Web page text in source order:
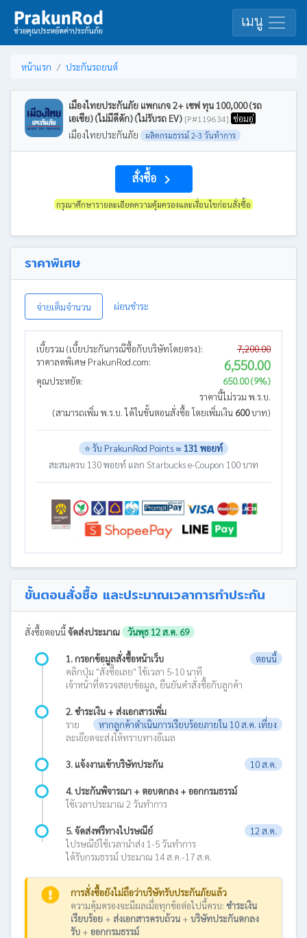
เมนู
หน้าแรก ประกันรถยนต์
เมืองไทยประกันภัย แพกเกจ 2+ เซฟ ทุน 100,000 (รถ
เอเชีย) (ไม่มีดีดัก) (ไม่รับรถ EV) [P#119634] ซ่อมอู่
เมืองไทยประกันภัย
ผลิตกรมธรรม์ 2-3 วันทำการ
สั่งซื้อ navigate_next
กรุณาศึกษารายละเอียดความคุ้มครองและเงื่อนไขก่อนสั่งซื้อ
ราคาพิเศษ
จ่ายเต็มจำนวน ผ่อนชำระ
เบี้ยรวม (เบี้ยประกันกรณีซื้อกับบริษัทโดยตรง):
7,200.00
ราคาลดพิเศษ PrakunRod.com:
6,550.00
คุณประหยัด:
650.00 (9%)
ราคานี้ไม่รวม พ.ร.บ.
(สามารถเพิ่ม พ.ร.บ. ได้ในขั้นตอนสั่งซื้อ โดยเพิ่มเงิน 600บาท)
⭐ รับ PrakunRod Points ≈ 131 พอยท์
สะสมครบ 130 พอยท์ แลก Starbucks e-Coupon 100 บาท
ขั้นตอนสั่งซื้อ และประมาณเวลาการทำประกัน
สั่งซื้อตอนนี้จัดส่งประมาณ วันพุธ 12 ส.ค. 69
1. กรอกข้อมูลสั่งซื้อหน้าเว็บ
ตอนนี้
คลิกปุ่ม "สั่งซื้อเลย" ใช้เวลา 5-10 นาที
เจ้าหน้าที่ตรวจสอบข้อมูล, ยืนยันคำสั่งซื้อกับลูกค้า
2. ชำระเงิน + ส่งเอกสารเพิ่ม
หากลูกค้าดำเนินการเรียบร้อยภายใน 10 ส.ค. เที่ยง
ราย
ละเอียดจะส่งให้ทราบทางอีเมล
3. แจ้งงานเข้าบริษัทประกัน 10 ส.ค.
4. ประกันพิจารณา + ตอบตกลง + ออกกรมธรรม์
ใช้เวลาประมาณ 2 วันทำการ
5. จัดส่งฟรีทางไปรษณีย์
12 ส.ค.
ไปรษณีย์ใช้เวลานำส่ง 1-5 วันทำการ
ได้รับกรมธรรม์ ประมาณ 14 ส.ค.-17 ส.ค.
การสั่งซื้อยังไม่ถือว่าบริษัทรับประกันภัยแล้ว
ความคุ้มครองจะมีผลเมื่อทุกข้อต่อไปนี้ครบ: ชำระเงิน
เรียบร้อย+ ส่งเอกสารครบถ้วน+ บริษัทประกันตกลง
รับ+ ออกกรมธรรม์